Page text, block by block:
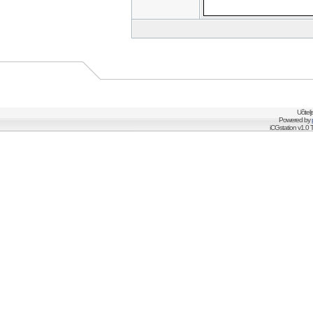
Powered by
iCGstation v1.0